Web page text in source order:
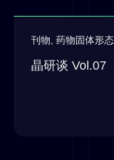
刊物 药物固体形
晶研谈 Vol.07